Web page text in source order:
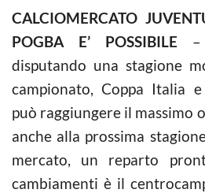
CALCIOMERCATO
POGBA E’ POSSIBILE
disputando una stagione
campionato, Coppa Italia
può raggiungere il massimo
anche alla prossima
mercato, un reparto
cambiamenti è il